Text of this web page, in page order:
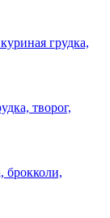
грудка,
творог,
брокколи,